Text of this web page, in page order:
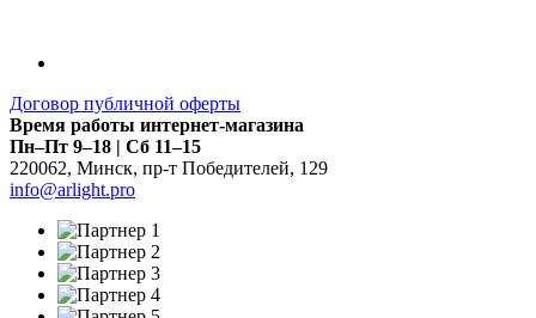
Договор публичной оферты
Время работы интернет-магазина
Пн–Пт 9–18 | Сб 11–15
220062, Минск, пр-т Победителей, 129
info@arlight.pro